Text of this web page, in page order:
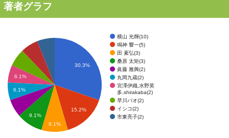
著者グラフ
横山 光輝(10)
鳴神 響一(5)
田 素弘(3)
桑原 太矩(3)
眞藤 雅興(2)
丸岡九蔵(2)
宮澤伊織,水野英
多,shirakaba(2)
早川パオ(2)
イシコ(2)
市東亮子(2)
30.3%
15.2%
6.1%
6.1%
9.1%
9.1%